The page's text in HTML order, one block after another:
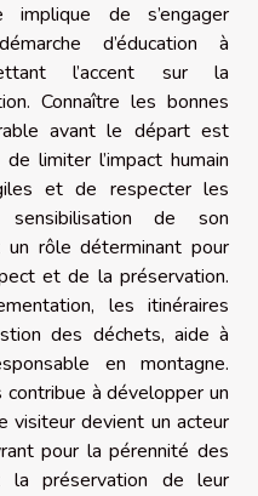
de s’engager
d’éducation à
l’accent sur la
Connaître les bonnes
avant le départ est
limiter l’impact humain
et de respecter les
de son
rôle déterminant pour
et de la préservation.
les itinéraires
des déchets, aide à
en montagne.
contribue à développer un
visiteur devient un acteur
pour la pérennité des
la préservation de leur